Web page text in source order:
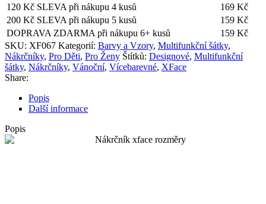
120 Kč SLEVA při nákupu 4 kusů
169 Kč
200 Kč SLEVA při nákupu 5 kusů
159 Kč
DOPRAVA ZDARMA při nákupu 6+ kusů
159 Kč
SKU: XF067 Kategorií: Barvy a Vzory, Multifunkční šátky,
Nákrčníky, Pro Děti, Pro Ženy Štítků: Designové, Multifunkční
šátky, Nákrčníky, Vánoční, Vícebarevné, XFace
Share:
Popis
Další informace
Popis